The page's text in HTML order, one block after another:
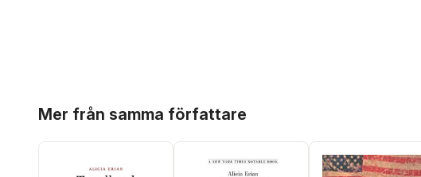
Mer från samma författare